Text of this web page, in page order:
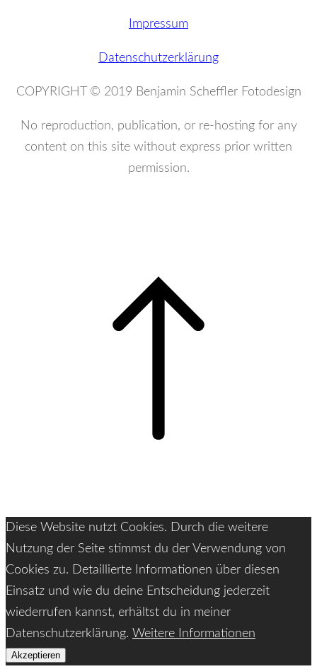
Impressum
Datenschutzerklärung
COPYRIGHT © 2019 Benjamin Scheffler Fotodesign
No reproduction, publication, or re-hosting for any
content on this site without express prior written
permission.
Diese Website nutzt Cookies. Durch die weitere
Nutzung der Seite stimmst du der Verwendung von
Cookies zu. Detaillierte Informationen über diesen
Einsatz und wie du deine Entscheidung jederzeit
wiederrufen kannst, erhältst du in meiner
Datenschutzerklärung. Weitere Informationen
Akzeptieren